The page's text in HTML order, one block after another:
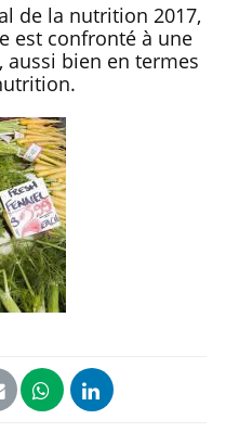
de la nutrition 2017,
est confronté à une
bien en termes